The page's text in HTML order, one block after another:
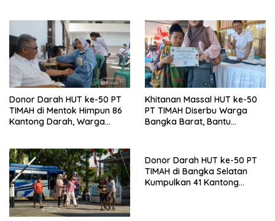
Donor Darah HUT ke-50 PT
TIMAH di Mentok Himpun 86
Kantong Darah, Warga
Khitanan Massal HUT ke-50
PT TIMAH Diserbu Warga
Bangka Barat, Bantu
Donor Darah HUT ke-50 PT
TIMAH di Bangka Selatan
Kumpulkan 41 Kantong